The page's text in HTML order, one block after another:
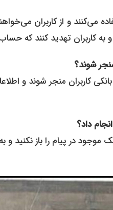
می‌کنند و از کاربران
به کاربران تهدید کنند که
شوند؟
کاربران منجر شوند و
داد؟
در پیام را باز